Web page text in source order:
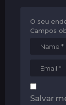
O seu
Campos
Salvar